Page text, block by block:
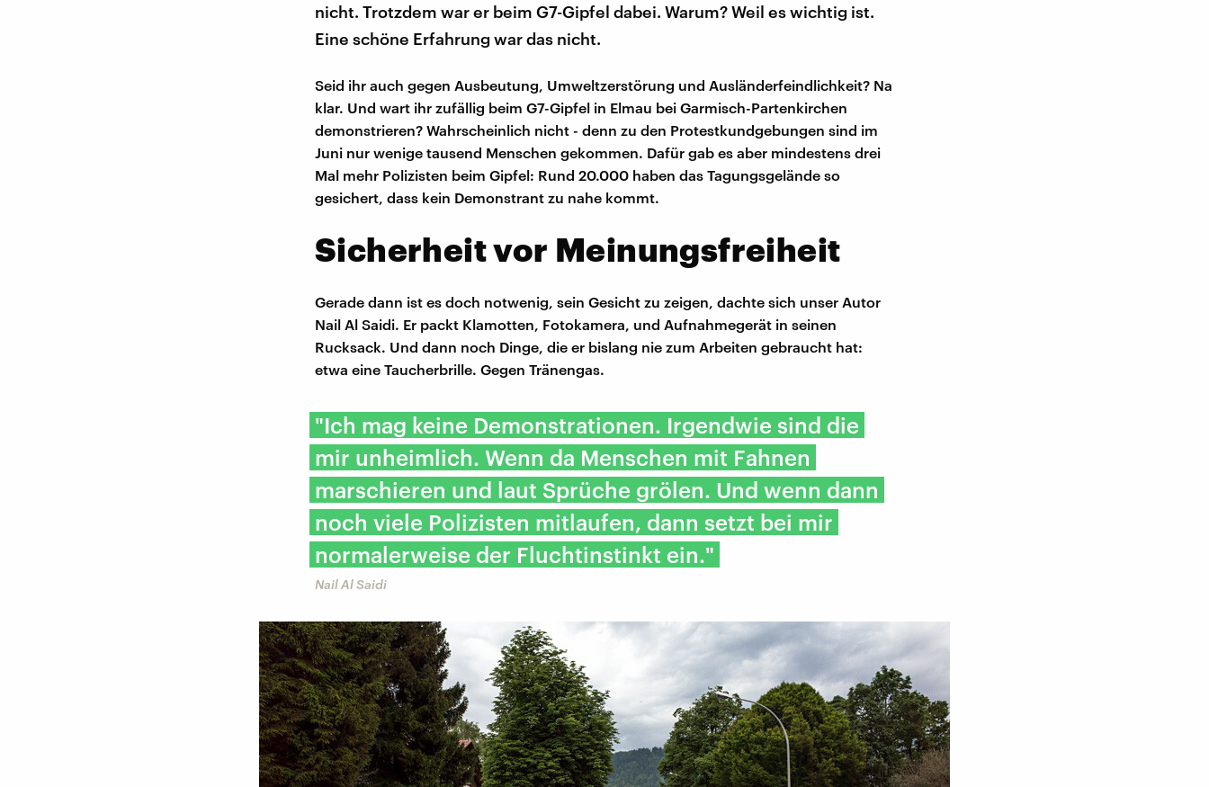
nicht. Trotzdem war er beim G7-Gipfel dabei. Warum? Weil es wichtig ist.
Eine schöne Erfahrung war das nicht.
Seid ihr auch gegen Ausbeutung, Umweltzerstörung und Ausländerfeindlichkeit? Na
klar. Und wart ihr zufällig beim G7-Gipfel in Elmau bei Garmisch-Partenkirchen
demonstrieren? Wahrscheinlich nicht - denn zu den Protestkundgebungen sind im
Juni nur wenige tausend Menschen gekommen. Dafür gab es aber mindestens drei
Mal mehr Polizisten beim Gipfel: Rund 20.000 haben das Tagungsgelände so
gesichert, dass kein Demonstrant zu nahe kommt.
Sicherheit vor Meinungsfreiheit
Gerade dann ist es doch notwenig, sein Gesicht zu zeigen, dachte sich unser Autor
Nail Al Saidi. Er packt Klamotten, Fotokamera, und Aufnahmegerät in seinen
Rucksack. Und dann noch Dinge, die er bislang nie zum Arbeiten gebraucht hat:
etwa eine Taucherbrille. Gegen Tränengas.
"Ich mag keine Demonstrationen. Irgendwie sind die
mir unheimlich. Wenn da Menschen mit Fahnen
marschieren und laut Sprüche grölen. Und wenn dann
noch viele Polizisten mitlaufen, dann setzt bei mir
normalerweise der Fluchtinstinkt ein."
Nail Al Saidi